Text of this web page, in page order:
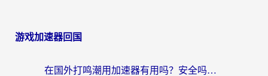
游戏加速器回国
在国外打鸣潮用加速器有用吗？安全吗？海外玩家国服游戏加速全指南